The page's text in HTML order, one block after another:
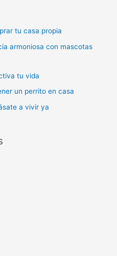
tu casa propia
armoniosa con mascotas
tu vida
un perrito en casa
a vivir ya